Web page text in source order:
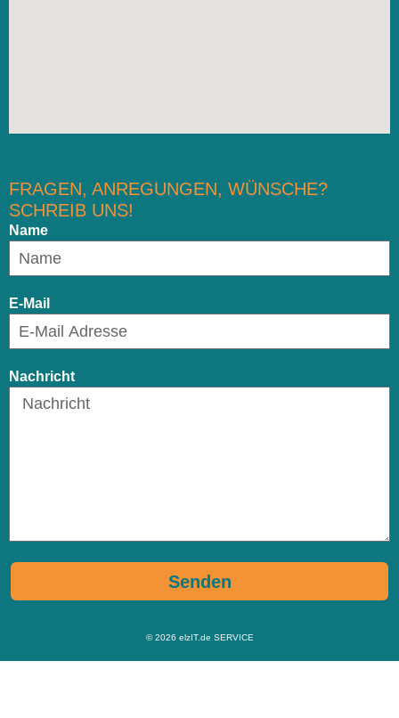
FRAGEN, ANREGUNGEN, WÜNSCHE?
SCHREIB UNS!
Name
E-Mail
Nachricht
Senden
© 2026 elzIT.de SERVICE